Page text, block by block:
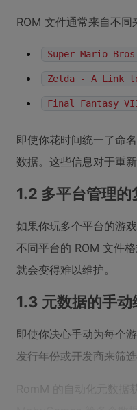
ROM 文件通常来自不
Super Mario
Zelda - A Link
Final Fantasy
即使你花时间统一了命
数据。这些信息对于重
1.2 多平台管理的
如果你玩多个平台的游
不同平台的 ROM 文件
就会变得难以维护。
1.3 元数据的手动
即使你决心手动为每个
发行年份或开发商来筛
RomM 的自动化元数